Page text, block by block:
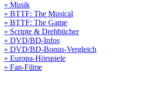
» Musik
» BTTF: The Musical
» BTTF: The Game
» Scripte & Drehbücher
» DVD/BD-Infos
» DVD/BD-Bonus-Vergleich
» Europa-Hörspiele
» Fan-Filme